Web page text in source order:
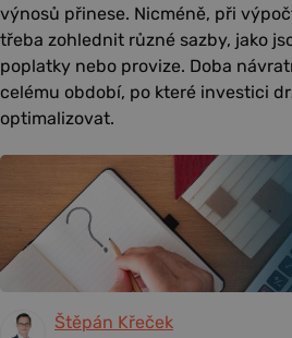
výnosů přinese. Nicméně, při
třeba zohlednit různé sazby, jako
poplatky nebo provize. Doba
celému období, po které investici
optimalizovat.
Štěpán Křeček